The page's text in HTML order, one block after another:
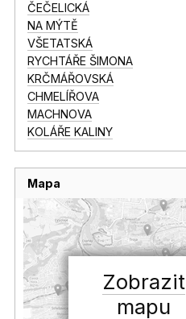
ČEČELICKÁ
NA MÝTĚ
VŠETATSKÁ
RYCHTÁŘE ŠIMONA
KRČMÁŘOVSKÁ
CHMELÍŘOVA
MACHNOVA
KOLÁŘE KALINY
Mapa
Zobrazit
mapu